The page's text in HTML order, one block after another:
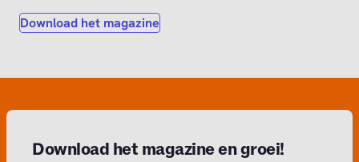
Download het magazine
Download het magazine en groei!